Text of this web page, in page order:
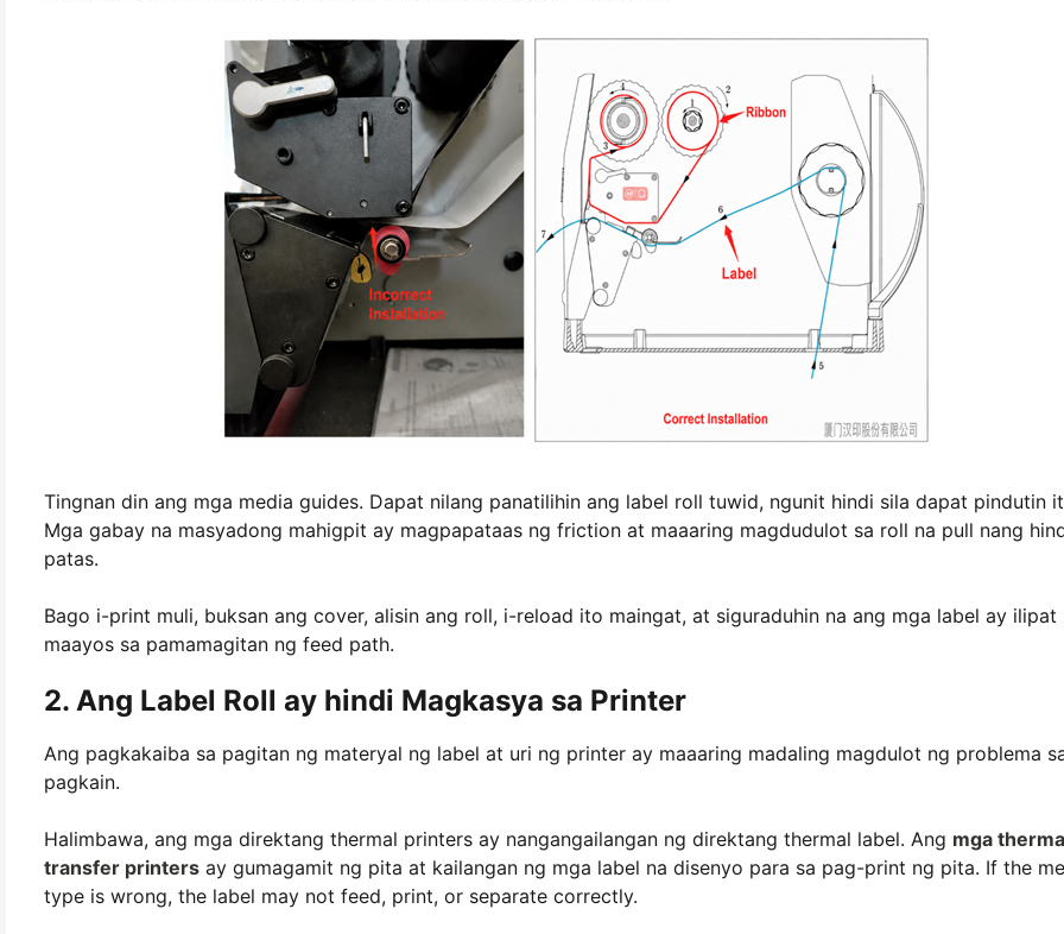
Tingnan din ang mga media guides. Dapat nilang panatilihin ang label roll tuwid, ngunit hindi sila dapat pindutin
Mga gabay na masyadong mahigpit ay magpapataas ng friction at maaaring magdudulot sa roll na pull nang
patas.
Bago i-print muli, buksan ang cover, alisin ang roll, i-reload ito maingat, at siguraduhin na ang mga label ay ilipat
maayos sa pamamagitan ng feed path.
2. Ang Label Roll ay hindi Magkasya sa Printer
Ang pagkakaiba sa pagitan ng materyal ng label at uri ng printer ay maaaring madaling magdulot ng problema
pagkain.
Halimbawa, ang mga direktang thermal printers ay nangangailangan ng direktang thermal label. Ang mga
transfer printers ay gumagamit ng pita at kailangan ng mga label na disenyo para sa pag-print ng pita. If the
type is wrong, the label may not feed, print, or separate correctly.